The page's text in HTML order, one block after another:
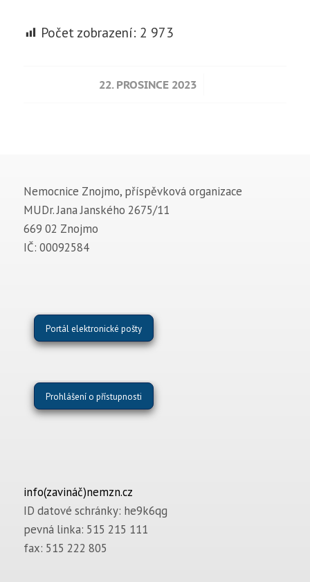
Počet zobrazení: 2 973
22. PROSINCE 2023
/
Nemocnice Znojmo, příspěvková organizace
MUDr. Jana Janského 2675/11
669 02 Znojmo
IČ: 00092584
Portál elektronické pošty
Prohlášení o přístupnosti
info(zavináč)nemzn.cz
ID datové schránky: he9k6qg
pevná linka: 515 215 111
fax: 515 222 805